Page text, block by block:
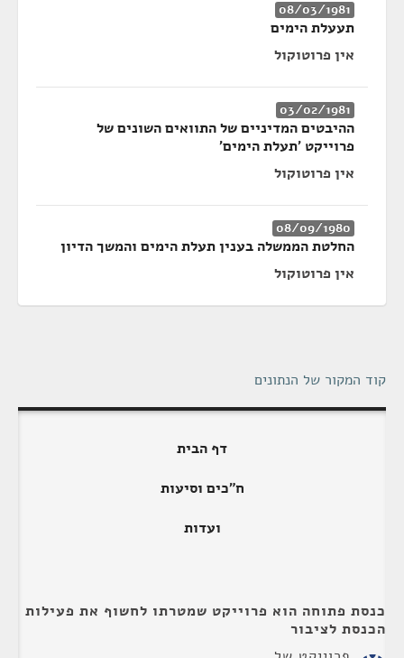
08/03/1981
תעעלת הימים
אין פרוטוקול
03/02/1981
ההיבטים המדיניים של התוואים השונים של
פרוייקט 'תעלת הימים'
אין פרוטוקול
08/09/1980
החלטת הממשלה בענין תעלת הימים והמשך הדיון
אין פרוטוקול
קוד המקור של הנתונים
דף הבית
ח"כים וסיעות
ועדות
כנסת פתוחה הוא פרוייקט שמטרתו לחשוף את פעילות
הכנסת לציבור